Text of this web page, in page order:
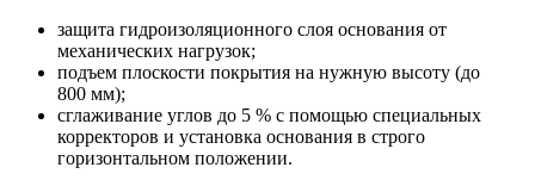
защита гидроизоляционного слоя основания от
механических нагрузок;
подъем плоскости покрытия на нужную высоту (до
800 мм);
сглаживание углов до 5 % с помощью специальных
корректоров и установка основания в строго
горизонтальном положении.